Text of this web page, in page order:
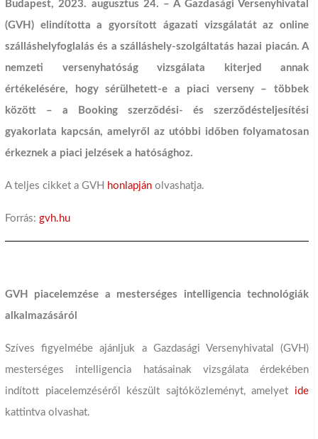
Budapest, 2023. augusztus 24. – A Gazdasági Versenyhivatal
(GVH) elindította a gyorsított ágazati vizsgálatát az online
szálláshelyfoglalás és a szálláshely-szolgáltatás hazai piacán. A
nemzeti versenyhatóság vizsgálata kiterjed annak
értékelésére, hogy sérülhetett-e a piaci verseny – többek
között – a Booking szerződési- és szerződésteljesítési
gyakorlata kapcsán, amelyről az utóbbi időben folyamatosan
érkeznek a piaci jelzések a hatósághoz.
A teljes cikket a GVH honlapján olvashatja.
Forrás: gvh.hu
GVH piacelemzése a mesterséges intelligencia technológiák
alkalmazásáról
Szíves figyelmébe ajánljuk a Gazdasági Versenyhivatal (GVH)
mesterséges intelligencia hatásainak vizsgálata érdekében
indított piacelemzéséről készült sajtóközleményt, amelyet ide
kattintva olvashat.